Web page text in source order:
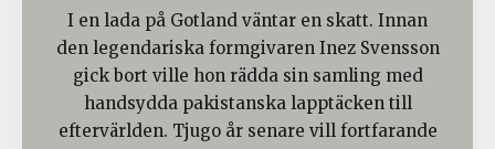
I en lada på Gotland väntar en skatt. Innan
den legendariska formgivaren Inez Svensson
gick bort ville hon rädda sin samling med
handsydda pakistanska lapptäcken till
eftervärlden. Tjugo år senare vill fortfarande